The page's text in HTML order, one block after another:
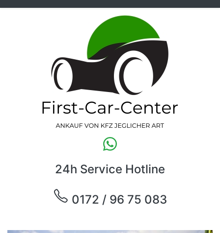
24h Service Hotline
0172 / 96 75 083